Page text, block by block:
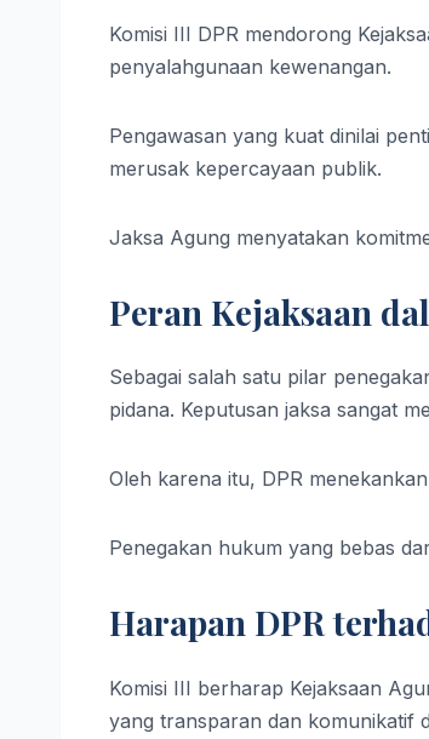
Komisi III DPR mendorong
penyalahgunaan kewenangan.
Pengawasan yang kuat dinilai
merusak kepercayaan publik.
Jaksa Agung menyatakan
Peran Kejaksaan
Sebagai salah satu pilar
pidana. Keputusan jaksa sangat
Oleh karena itu, DPR
Penegakan hukum yang bebas
Harapan DPR
Komisi III berharap Kejaksaan
yang transparan dan komunikatif